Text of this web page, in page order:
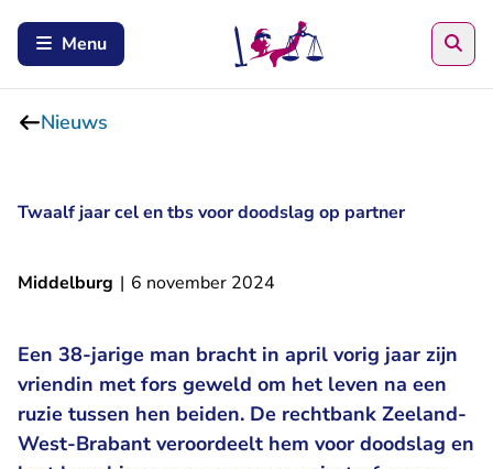
Menu
Nieuws
Twaalf jaar cel en tbs voor doodslag op partner
Middelburg | 6 november 2024
Een 38-jarige man bracht in april vorig jaar zijn
vriendin met fors geweld om het leven na een
ruzie tussen hen beiden. De rechtbank Zeeland-
West-Brabant veroordeelt hem voor doodslag en